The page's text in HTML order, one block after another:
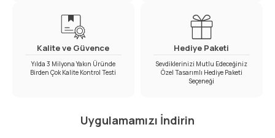
Kalite ve Güvence
Yılda 3 Milyona Yakın Üründe
Birden Çok Kalite Kontrol Testi
Hediye Paketi
Sevdiklerinizi Mutlu Edeceğiniz
Özel Tasarımlı Hediye Paketi
Seçeneği
Uygulamamızı İndirin